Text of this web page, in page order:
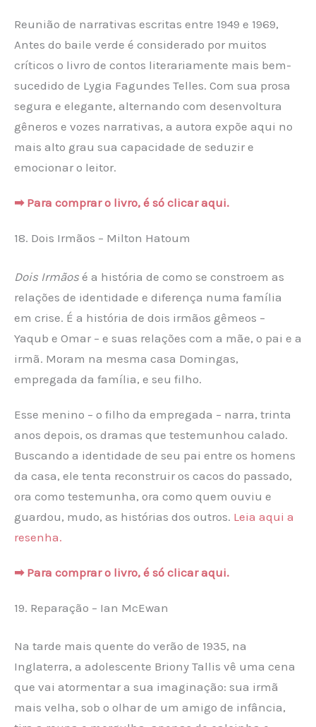
Reunião de narrativas escritas entre 1949 e 1969,
Antes do baile verde é considerado por muitos
críticos o livro de contos literariamente mais bem-
sucedido de Lygia Fagundes Telles. Com sua prosa
segura e elegante, alternando com desenvoltura
gêneros e vozes narrativas, a autora expõe aqui no
mais alto grau sua capacidade de seduzir e
emocionar o leitor.
➡ Para comprar o livro, é só clicar aqui.
18. Dois Irmãos – Milton Hatoum
Dois Irmãos é a história de como se constroem as
relações de identidade e diferença numa família
em crise. É a história de dois irmãos gêmeos –
Yaqub e Omar – e suas relações com a mãe, o pai e a
irmã. Moram na mesma casa Domingas,
empregada da família, e seu filho.
Esse menino – o filho da empregada – narra, trinta
anos depois, os dramas que testemunhou calado.
Buscando a identidade de seu pai entre os homens
da casa, ele tenta reconstruir os cacos do passado,
ora como testemunha, ora como quem ouviu e
guardou, mudo, as histórias dos outros. Leia aqui a
resenha.
➡ Para comprar o livro, é só clicar aqui.
19. Reparação – Ian McEwan
Na tarde mais quente do verão de 1935, na
Inglaterra, a adolescente Briony Tallis vê uma cena
que vai atormentar a sua imaginação: sua irmã
mais velha, sob o olhar de um amigo de infância,